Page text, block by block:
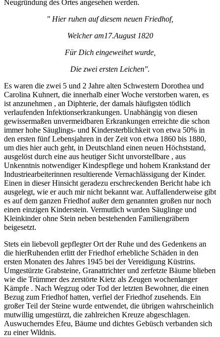
Neugründung des Ortes angesehen werden.
" Hier ruhen auf diesem neuen Friedhof,
Welcher am17.August 1820
Für Dich eingeweihet wurde,
Die zwei ersten Leichen".
Es waren die zwei 5 und 2 Jahre alten Schwestern Dorothea und
Carolina Kuhnert, die innerhalb einer Woche verstorben waren, es
ist anzunehmen , an Diphterie, der damals häufigsten tödlich
verlaufenden Infektionserkrankungen. Unabhängig von diesen
gewissermaßen unvermeidbaren Erkrankungen erreichte die schon
immer hohe Säuglings- und Kindersterblichkeit von etwa 50% in
den ersten fünf Lebensjahren in der Zeit von etwa 1860 bis 1880,
um dies hier auch geht, in Deutschland einen neuen Höchststand,
ausgelöst durch eine aus heutiger Sicht unvorstellbare , aus
Unkenntnis notwendiger Kindespflege und hohem Krankstand der
Industriearbeiterinnen resultierende Vernachlässigung der Kinder.
Einen in dieser Hinsicht geradezu erschreckenden Bericht habe ich
ausgelegt, wie er auch mir nicht bekannt war. Auffallenderweise gibt
es auf dem ganzen Friedhof außer dem genannten großen nur noch
einen einzigen Kinderstein. Vermutlich wurden Säuglinge und
Kleinkinder ohne Stein neben bestehenden Familiengräbern
beigesetzt.
Stets ein liebevoll gepflegter Ort der Ruhe und des Gedenkens an
die hierRuhenden erlitt der Friedhof erhebliche Schäden in den
ersten Monaten des Jahres 1945 bei der Vereidigung Küstrins.
Umgestürzte Grabsteine, Granattrichter und zerfetzte Bäume blieben
wie die Trümmer des zerstörte Kietz als Zeugen wochenlanger
Kämpfe . Nach Wegzug oder Tod der letzten Bewohner, die einen
Bezug zum Friedhof hatten, verfiel der Friedhof zusehends. Ein
großer Teil der Steine wurde entwendet, die übrigen wahrscheinlich
mutwillig umgestürzt, die zahlreichen Kreuze abgeschlagen.
Auswucherndes Efeu, Bäume und dichtes Gebüsch verbanden sich
zu einer Wildnis.